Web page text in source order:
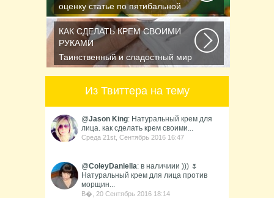
оценку статье по пятибальной
шкале Спасибо...
КАК СДЕЛАТЬ КРЕМ СВОИМИ
РУКАМИ
Таинственный и сладостный мир
ароматов неудержимо влечёт к
Из Твиттера на тему
@Jason King: Натуральный крем для
лица. как сделать крем своими...
Среда 21st, Сентябрь 2016 16:47
@ColeyDaniella: в наличиии ))) 🌷
Натуральный крем для лица против
морщин...
В�, 20 Сентябрь 2016 18:14